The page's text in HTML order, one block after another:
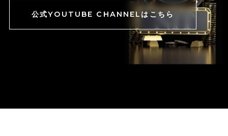
公式YOUTUBE CHANNELはこちら